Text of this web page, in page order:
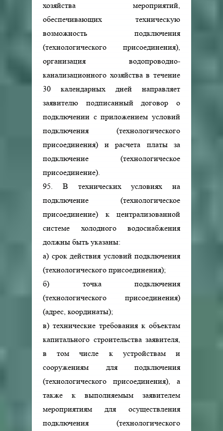
хозяйства мероприятий,
обеспечивающих техническую
возможность подключения
(технологического присоединения),
организация водопроводно-
канализационного хозяйства в течение
30 календарных дней направляет
заявителю подписанный договор о
подключении с приложением условий
подключения (технологического
присоединения) и расчета платы за
подключение (технологическое
присоединение).
95. В технических условиях на
подключение (технологическое
присоединение) к централизованной
системе холодного водоснабжения
должны быть указаны:
а) срок действия условий подключения
(технологического присоединения);
б) точка подключения
(технологического присоединения)
(адрес, координаты);
в) технические требования к объектам
капитального строительства заявителя,
в том числе к устройствам и
сооружениям для подключения
(технологического присоединения), а
также к выполняемым заявителем
мероприятиям для осуществления
подключения (технологического